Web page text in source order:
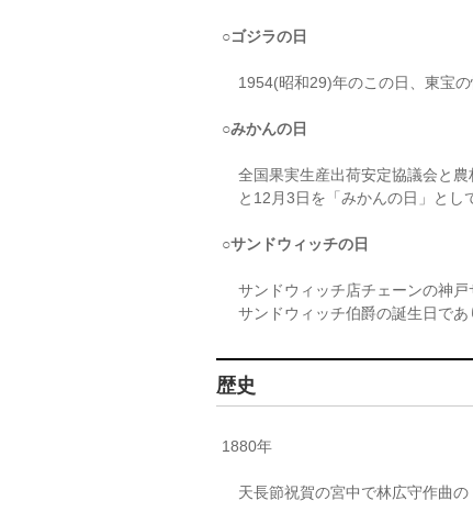
○ゴジラの日
1954(昭和29)年のこの日、東宝
○みかんの日
全国果実生産出荷安定協議会と
と12月3日を「みかんの日」とし
○サンドウィッチの日
サンドウィッチ店チェーンの神
サンドウィッチ伯爵の誕生日で
歴史
1880年
天長節祝賀の宮中で林広守作曲